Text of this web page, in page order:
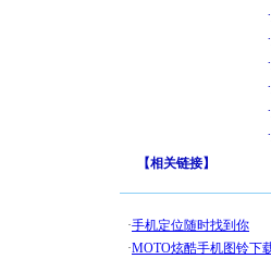
·
·
·
·
·
·
【相关链接】